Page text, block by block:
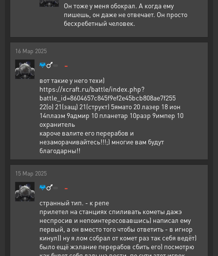
Он тоже у меня обокрал. А когда ему
пишешь, он даже не отвечает. Он просто
бесхребетный человек.
16 Мар 2025
-
вот такие у него техи)
https://xcraft.ru/battle/index.php?
battle_id=8604657c845f9ef2e45bcb808ae7f255
22(о) 21(защ) 21(структ) 5ямато 20 лазер 18 ион
14плазм 9адмир 10 планетар 10разр 9импер 10
охранитель
кароче валите его перерабов и
незаморачивайтесь!!!;) многие вам будут
благодарны!!
15 Мар 2025
-
странный тип. - к репе
прилетел на станциях спиливать кометы дажэ
неспросив и непоинтересовавшись) написал ему
первый, а он вместо того чтобы ответить - в игнор
кинул)) ну я лом собрал от комет раз так себя ведёт)
было ещё жэлание перерабов сбить его) посмотрю